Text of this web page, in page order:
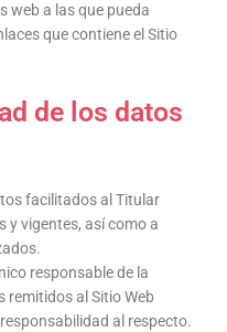
web a las que pueda
que contiene el Sitio
de los datos
facilitados al Titular
y vigentes, así como a
responsable de la
remitidos al Sitio Web
al respecto.